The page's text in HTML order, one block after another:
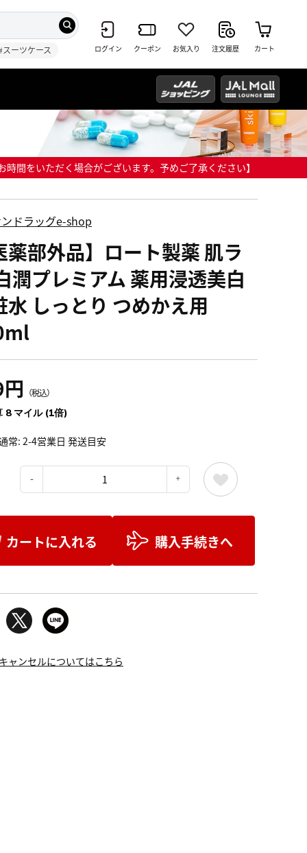
スーツケース ログイン クーポン お気入り 注文履歴 カート
間をいただく場合がございます。予めご了承ください】
ドラッグe-shop
薬部外品】ロート製薬 肌ラ
潤プレミアム 薬用浸透美白
水 しっとり つめかえ用
（税込）
8 マイル (1倍)
常: 2-4営業日 発送目安
カートに入れる 購入手続きへ
ャンセルについてはこちら